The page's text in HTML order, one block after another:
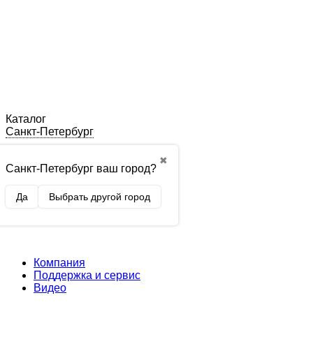
Каталог
Санкт-Петербург
✖
Санкт-Петербург ваш город?
Да Выбрать другой город
Компания
Поддержка и сервис
Видео